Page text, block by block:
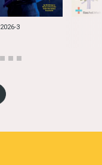
2026-3